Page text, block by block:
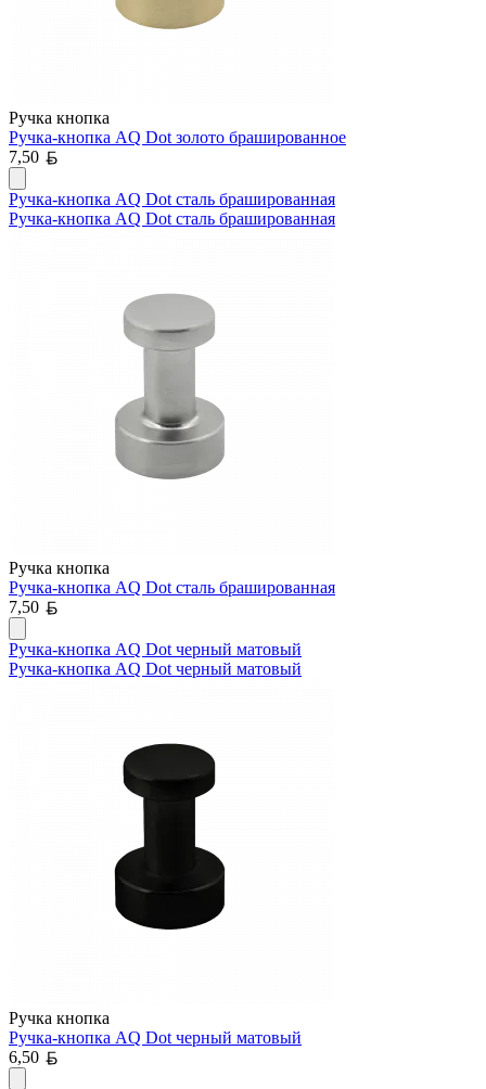
Ручка кнопка
Ручка-кнопка AQ Dot золото брашированное
7,50
Ручка-кнопка AQ Dot сталь брашированная
Ручка-кнопка AQ Dot сталь брашированная
Ручка кнопка
Ручка-кнопка AQ Dot сталь брашированная
7,50
Ручка-кнопка AQ Dot черный матовый
Ручка-кнопка AQ Dot черный матовый
Ручка кнопка
Ручка-кнопка AQ Dot черный матовый
6,50